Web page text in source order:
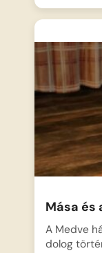
Mása és
A Medve
dolog